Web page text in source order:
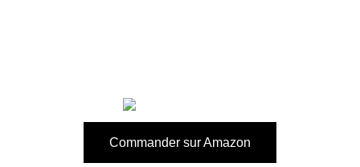
Commander sur Amazon